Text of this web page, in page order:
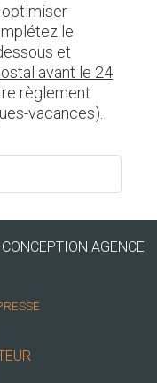
le
et
avant le 24
règlement
vacances).
AGENCE